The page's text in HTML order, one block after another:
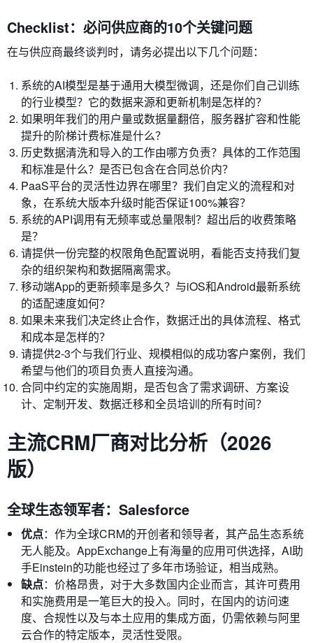
Checklist：必问供应商的10个关键问题
在与供应商最终谈判时，请务必提出以下几个问题：
系统的AI模型是基于通用大模型微调，还是你们自己训练
的行业模型？它的数据来源和更新机制是怎样的？
如果明年我们的用户量或数据量翻倍，服务器扩容和性能
提升的阶梯计费标准是什么？
历史数据清洗和导入的工作由哪方负责？具体的工作范围
和标准是什么？是否已包含在合同总价内？
PaaS平台的灵活性边界在哪里？我们自定义的流程和对
象，在系统大版本升级时能否保证100%兼容？
系统的API调用有无频率或总量限制？超出后的收费策略
是？
请提供一份完整的权限角色配置说明，看能否支持我们复
杂的组织架构和数据隔离需求。
移动端App的更新频率是多久？与iOS和Android最新系统
的适配速度如何？
如果未来我们决定终止合作，数据迁出的具体流程、格式
和成本是怎样的？
请提供2-3个与我们行业、规模相似的成功客户案例，我们
希望与他们的项目负责人直接沟通。
合同中约定的实施周期，是否包含了需求调研、方案设
计、定制开发、数据迁移和全员培训的所有时间？
主流CRM厂商对比分析（2026
版）
全球生态领军者：Salesforce
优点：作为全球CRM的开创者和领导者，其产品生态系统
无人能及。AppExchange上有海量的应用可供选择，AI助
手Einstein的功能也经过了多年市场验证，相当成熟。
缺点：价格昂贵，对于大多数国内企业而言，其许可费用
和实施费用是一笔巨大的投入。同时，在国内的访问速
度、合规性以及与本土应用的集成方面，仍需依赖与阿里
云合作的特定版本，灵活性受限。